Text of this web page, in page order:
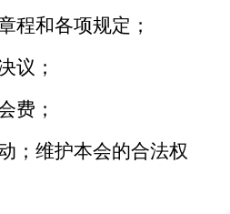
程和各项规定；
议；
费；
；维护本会的合法权